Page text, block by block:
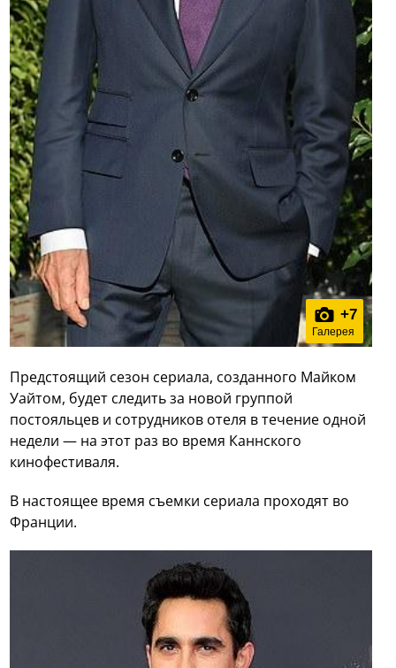
+7
Галерея
Предстоящий сезон сериала, созданного Майком
Уайтом, будет следить за новой группой
постояльцев и сотрудников отеля в течение одной
недели — на этот раз во время Каннского
кинофестиваля.
В настоящее время съемки сериала проходят во
Франции.